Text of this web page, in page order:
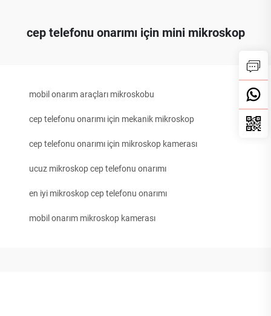
cep telefonu onarımı için mini mikroskop
mobil onarım araçları mikroskobu
cep telefonu onarımı için mekanik mikroskop
cep telefonu onarımı için mikroskop kamerası
ucuz mikroskop cep telefonu onarımı
en iyi mikroskop cep telefonu onarımı
mobil onarım mikroskop kamerası